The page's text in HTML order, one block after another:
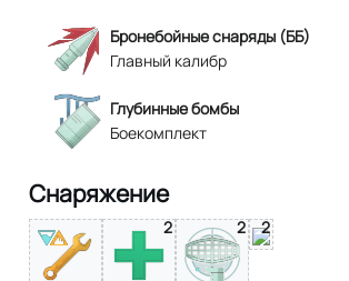
Бронебойные снаряды (ББ)
Главный калибр
Глубинные бомбы
Боекомплект
Снаряжение
2 2 2